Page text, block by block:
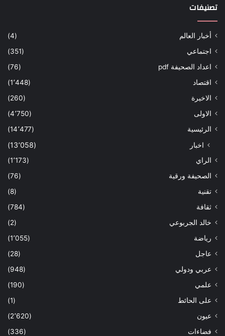
تصنيفات
أخبار العالم
(4)
اجتماعي
(351)
اعداد الصحيفة pdf
(76)
اقتصاد
(1٬448)
الاخيرة
(260)
الاولى
(4٬750)
الرئيسية
(14٬477)
اخبار (13٬058)
الراي
(1٬173)
الصحيفة ورقية
(76)
تقنية
(8)
ثقافة
(784)
خالد الجربوعي
(2)
رياضة
(1٬055)
عاجل
(28)
عربي ودولي
(948)
علمي
(190)
على الحائط
(1)
عيون
(2٬620)
فضاءات
(336)